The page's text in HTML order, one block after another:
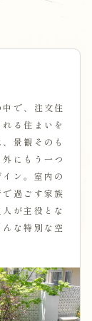
で、注文住
る住まいを
景観そのも
にもう一つ
ン。室内の
過ごす家族
が主役とな
な特別な空